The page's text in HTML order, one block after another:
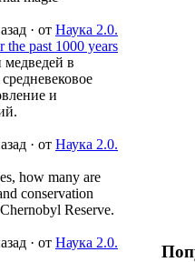
· от Наука 2.0.
the past 1000 years
медведей в
и
· от Наука 2.0.
how many are
conservation
Reserve.
· от Наука 2.0.